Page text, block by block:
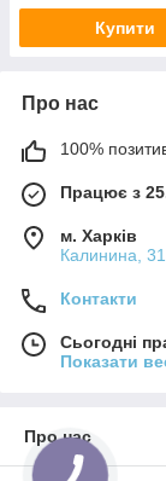
Купити
Про нас
100%
Працює з
м. Харків
Калинина,
Контакти
Сьогодні
Показати
Про нас